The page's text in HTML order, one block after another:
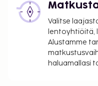
Lemmikkejä saa
Asiakkaat voivat
ottamalla
käyttämällä
yhteystietoja.
Kontaktiton
Valitse
lentoyhtiöitä,
Alustamme
haluamallasi